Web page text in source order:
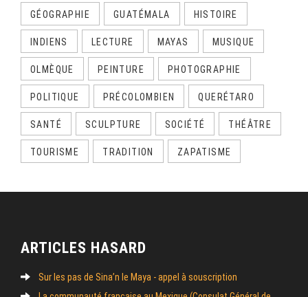
GÉOGRAPHIE GUATÉMALA HISTOIRE
INDIENS LECTURE MAYAS MUSIQUE
OLMÈQUE PEINTURE PHOTOGRAPHIE
POLITIQUE PRÉCOLOMBIEN QUERÉTARO
SANTÉ SCULPTURE SOCIÉTÉ THÉÂTRE
TOURISME TRADITION ZAPATISME
ARTICLES HASARD
Sur les pas de Sina’n le Maya - appel à souscription